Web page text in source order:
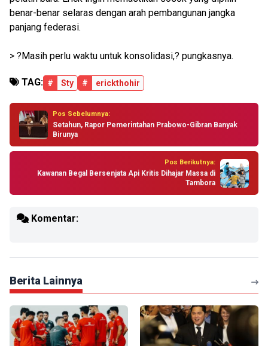
benar-benar selaras dengan arah pembangunan jangka
panjang federasi.
> ?Masih perlu waktu untuk konsolidasi,? pungkasnya.
TAG: # Sty # erickthohir
Pos Sebelumnya:
Setahun, Rapor Pemerintahan Prabowo-Gibran Banyak
Birunya
Pos Berikutnya:
Kawanan Begal Bersenjata Api Kritis Dihajar Massa di
Tambora
Komentar:
Berita Lainnya